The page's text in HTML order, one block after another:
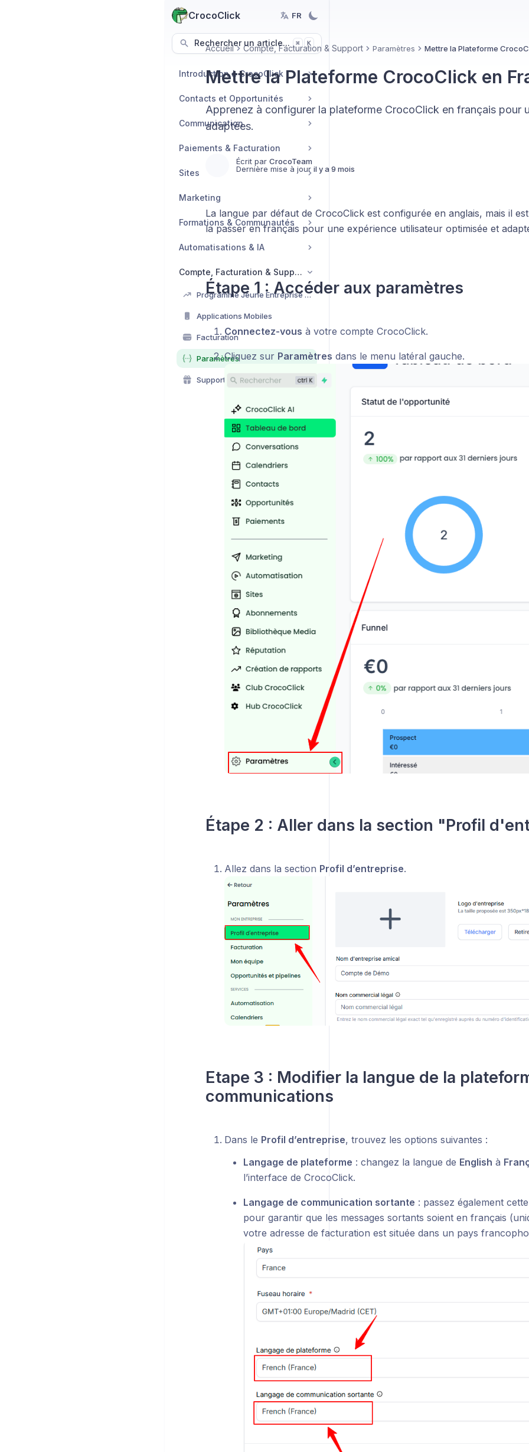
CrocoClick FR
Rechercher un article... ⌘ K
Introduction à CrocoClick
Contacts et Opportunités
Communication
Paiements & Facturation
Sites
Marketing
Formations & Communautés
Automatisations & IA
Compte, Facturation & Support
Programme Jeune Entreprise CrocoClick
Applications Mobiles
Facturation
Paramètres
Support et FAQ
Accueil Compte, Facturation & Support Paramètres Mettre la Plateforme
Mettre la Plateforme CrocoClick en
Apprenez à configurer la plateforme CrocoClick en français pour
adaptées.
Écrit par CrocoTeam
Dernière mise à jour il y a 9 mois
La langue par défaut de CrocoClick est configurée en anglais, mais il
la passer en français pour une expérience utilisateur optimisée et
Étape 1 : Accéder aux paramètres
Connectez-vous à votre compte CrocoClick.
Cliquez sur Paramètres dans le menu latéral gauche.
Étape 2 : Aller dans la section "Profil
Allez dans la section Profil d’entreprise.
Etape 3 : Modifier la langue de la
communications
Dans le Profil d’entreprise, trouvez les options suivantes :
Langage de plateforme : changez la langue de English à
l’interface de CrocoClick.
Langage de communication sortante : passez également
pour garantir que les messages sortants soient en français
votre adresse de facturation est située dans un pays